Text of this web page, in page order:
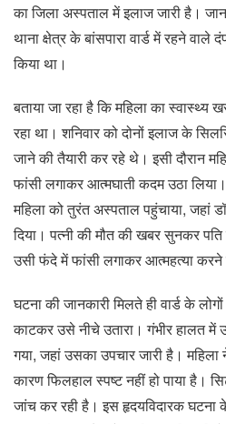
का जिला अस्पताल में इलाज जारी है।
थाना क्षेत्र के बांसपारा वार्ड में रहने वाले
किया था।
बताया जा रहा है कि महिला का
रहा था। शनिवार को दोनों इलाज के
जाने की तैयारी कर रहे थे। इसी दौरान
फांसी लगाकर आत्मघाती कदम उठा
महिला को तुरंत अस्पताल पहुंचाया, जहां
दिया। पत्नी की मौत की खबर सुनकर
उसी फंदे में फांसी लगाकर आत्महत्या करने
घटना की जानकारी मिलते ही वार्ड के
काटकर उसे नीचे उतारा। गंभीर हालत में
गया, जहां उसका उपचार जारी है।
कारण फिलहाल स्पष्ट नहीं हो पाया है।
जांच कर रही है। इस हृदयविदारक